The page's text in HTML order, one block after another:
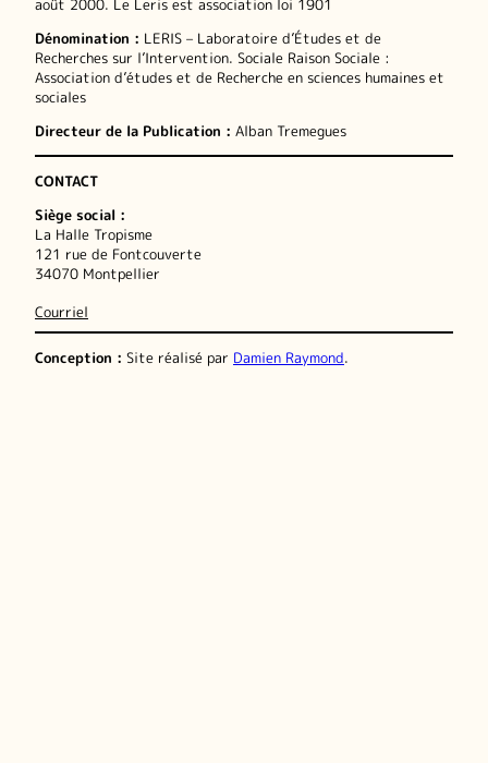
août 2000. Le Leris est association loi 1901
Dénomination : LERIS – Laboratoire d’Études et de
Recherches sur l’Intervention. Sociale Raison Sociale :
Association d’études et de Recherche en sciences humaines et
sociales
Directeur de la Publication : Alban Tremegues
CONTACT
Siège social :
La Halle Tropisme
121 rue de Fontcouverte
34070 Montpellier
Courriel
Conception : Site réalisé par Damien Raymond.